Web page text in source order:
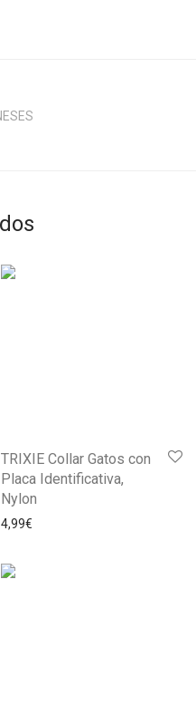
TRIXIE Collar Gatos con
Placa Identificativa,
Nylon
4,99€